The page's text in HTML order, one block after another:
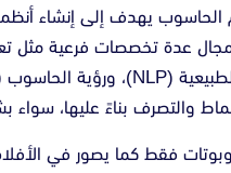
يهدف إلى إنشاء أنظمة
والتصرف بناءً عليها،
فقط كما يصور في